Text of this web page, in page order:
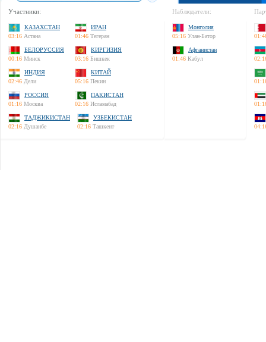
Участники:
КАЗАХСТАН
03:16 Астана
ИРАН
01:46 Тегеран
БЕЛОРУССИЯ
00:16 Минск
КИРГИЗИЯ
03:16 Бишкек
ИНДИЯ
02:46 Дели
КИТАЙ
05:16 Пекин
РОССИЯ
01:16 Москва
ПАКИСТАН
02:16 Исламабад
ТАДЖИКИСТАН
02:16 Душанбе
УЗБЕКИСТАН
02:16 Ташкент
Наблюдатели:
Монголия
05:16 Улан-Батор
Афганистан
01:46 Кабул